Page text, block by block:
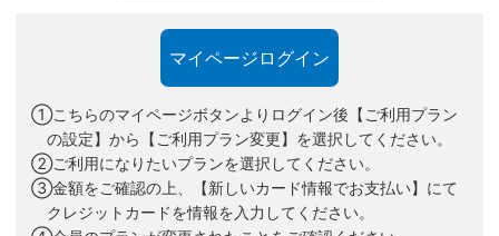
マイページログイン
①こちらのマイページボタンよりログイン後【ご利用プラン
の設定】から【ご利用プラン変更】を選択してください。
②ご利用になりたいプランを選択してください。
③金額をご確認の上、【新しいカード情報でお支払い】にて
クレジットカードを情報を入力してください。